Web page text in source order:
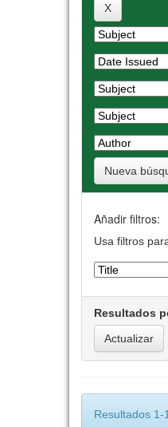
Nueva
Añadir filtros:
Usa filtros
Resultados
Resultados 1-